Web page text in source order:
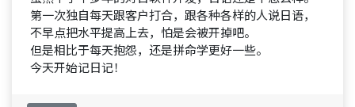
第一次独自每天跟客户打合，跟各种各样的人说日语，
不早点把水平提高上去，怕是会被开掉吧。
但是相比于每天抱怨，还是拼命学更好一些。
今天开始记日记！